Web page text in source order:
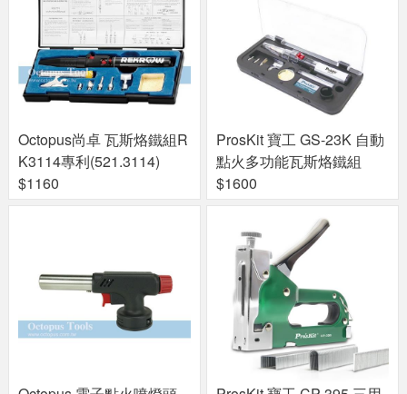
Octopus尚卓 瓦斯烙鐵組R
K3114專利(521.3114)
$1160
ProsKit 寶工 GS-23K 自動
點火多功能瓦斯烙鐵組
$1600